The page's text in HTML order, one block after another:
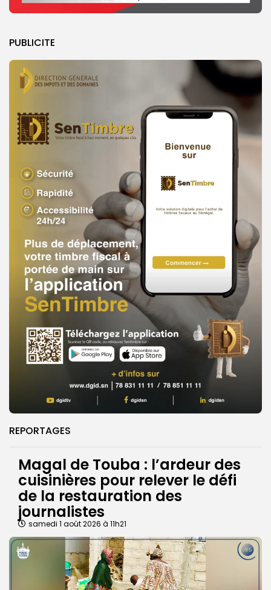
PUBLICITE
REPORTAGES
Magal de Touba : l’ardeur des
cuisinières pour relever le défi
de la restauration des
journalistes
samedi 1 août 2026 à 11h21